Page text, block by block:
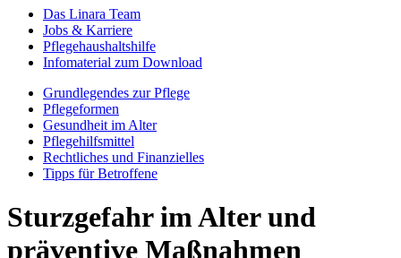
Das Linara Team
Jobs & Karriere
Pflegehaushaltshilfe
Infomaterial zum Download
Grundlegendes zur Pflege
Pflegeformen
Gesundheit im Alter
Pflegehilfsmittel
Rechtliches und Finanzielles
Tipps für Betroffene
Sturzgefahr im Alter und
präventive Maßnahmen